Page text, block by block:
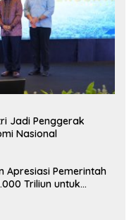
Jadi Penggerak
Nasional
Apresiasi Pemerintah
Triliun untuk